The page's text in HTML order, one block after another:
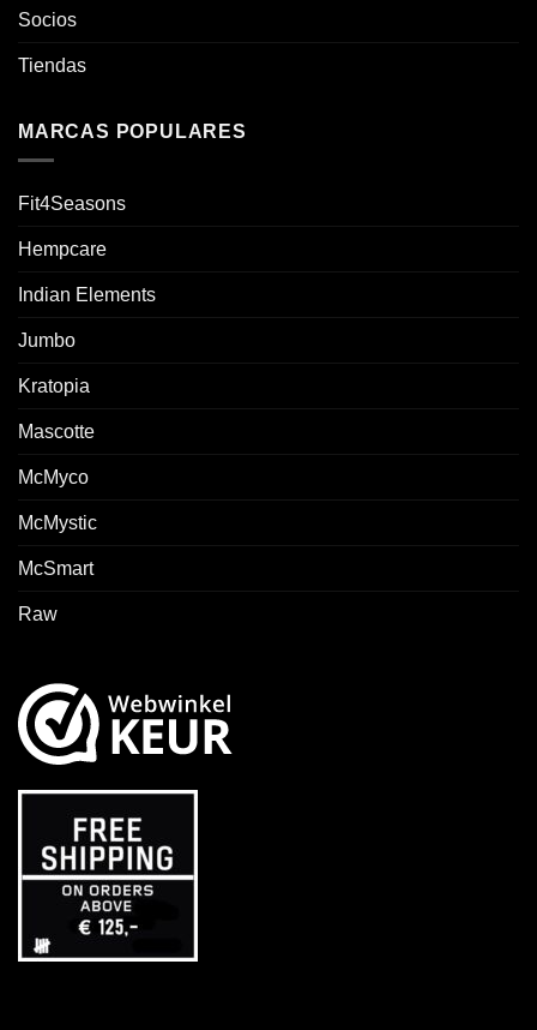
Socios
Tiendas
MARCAS POPULARES
Fit4Seasons
Hempcare
Indian Elements
Jumbo
Kratopia
Mascotte
McMyco
McMystic
McSmart
Raw